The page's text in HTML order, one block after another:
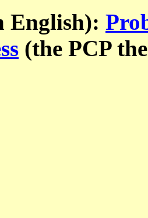
English):
(the PCP